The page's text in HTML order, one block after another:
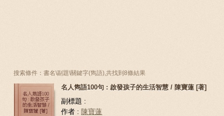
搜索條件：書名\副題\關鍵字(雋語),共找到8條結果
名人雋語100句 : 啟發孩子的生活智慧 / 陳寶蓮 [著]
副標題 :
作者 : 陳寶蓮